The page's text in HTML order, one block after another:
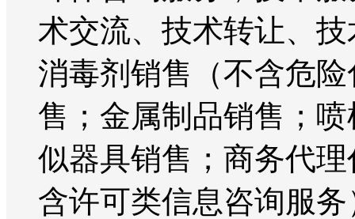
术交流、技术转让、
消毒剂销售（不含危
售；金属制品销售；
似器具销售；商务代
含许可类信息咨询服